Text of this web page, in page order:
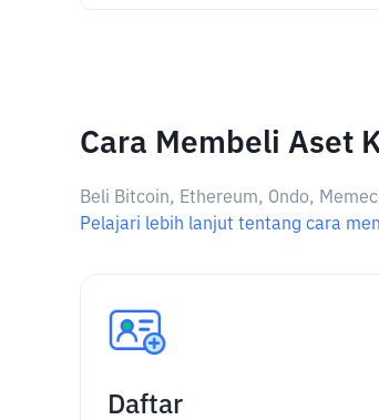
Cara Membeli Aset
Beli Bitcoin, Ethereum, Ondo,
Pelajari lebih lanjut tentang cara
Daftar